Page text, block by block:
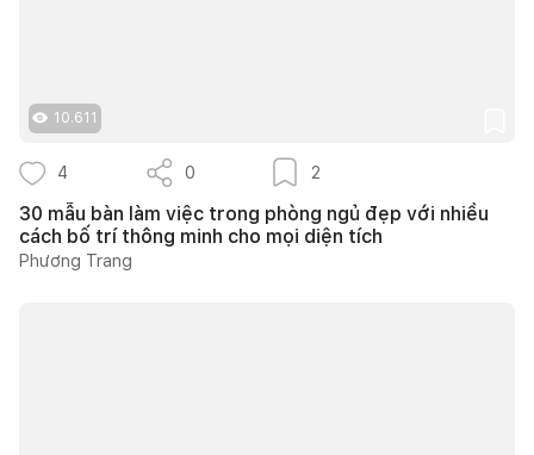
10.611
4 0 2
30 mẫu bàn làm việc trong phòng ngủ đẹp với nhiều
cách bố trí thông minh cho mọi diện tích
Phương Trang